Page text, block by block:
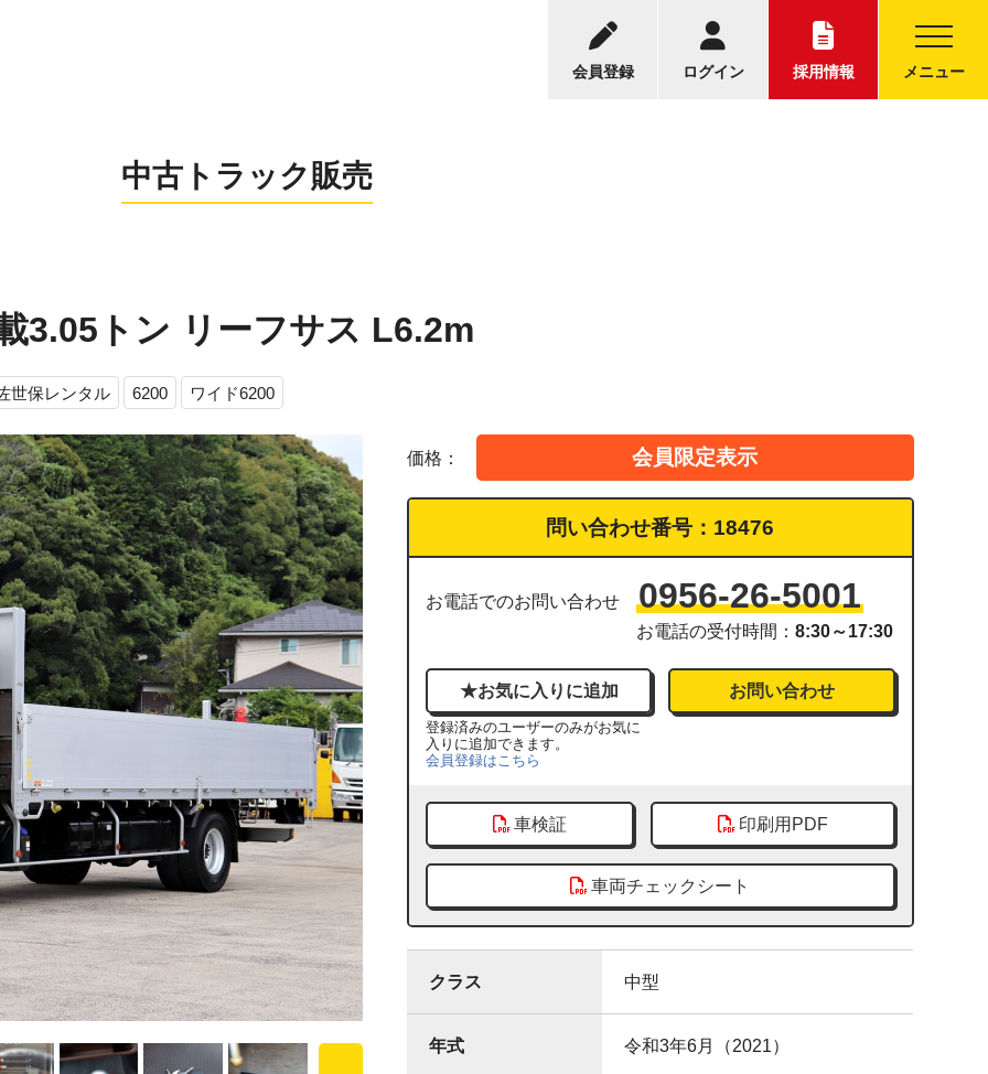
会員登録 ログイン 採用情報 メニュー
お電話の受付時間：8:30～17:30
中古トラックについてのお問い合わせ
中古トラック販売
3.05トン リーフサス L6.2m
世保レンタル 6200 ワイド6200
価格： 会員限定表示
問い合わせ番号： 18476
お電話でのお問い合わせ 0956-26-5001
お電話の受付時間： 8:30～17:30
登録済みのユーザーのみがお気に
入りに追加できます。
会員登録はこちら
お問い合わせ
車検証 印刷用PDF
車両チェックシート
クラス 中型
年式 令和3年6月（2021）